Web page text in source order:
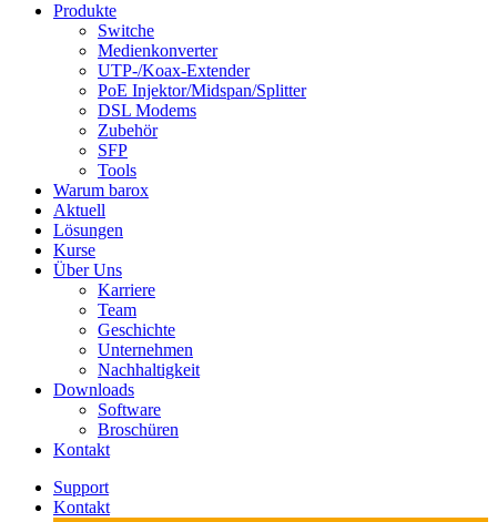
Produkte
Switche
Medienkonverter
UTP-/Koax-Extender
PoE Injektor/Midspan/Splitter
DSL Modems
Zubehör
SFP
Tools
Warum barox
Aktuell
Lösungen
Kurse
Über Uns
Karriere
Team
Geschichte
Unternehmen
Nachhaltigkeit
Downloads
Software
Broschüren
Kontakt
Support
Kontakt